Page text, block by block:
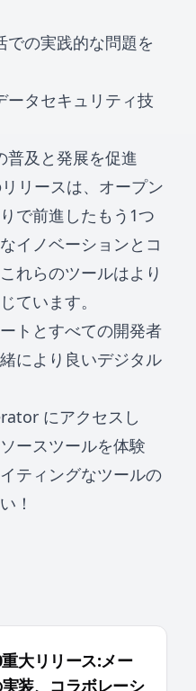
の実践的な問題を
ータセキュリティ技
及と発展を促進
リースは、オープン
で前進したもう1つ
イノベーションとコ
れらのツールはより
ています。
トとすべての開発者
により良いデジタル
にアクセスし
ースツールを体験
ティングなツールの
！
大リリース:メー
装、コラボレーシ